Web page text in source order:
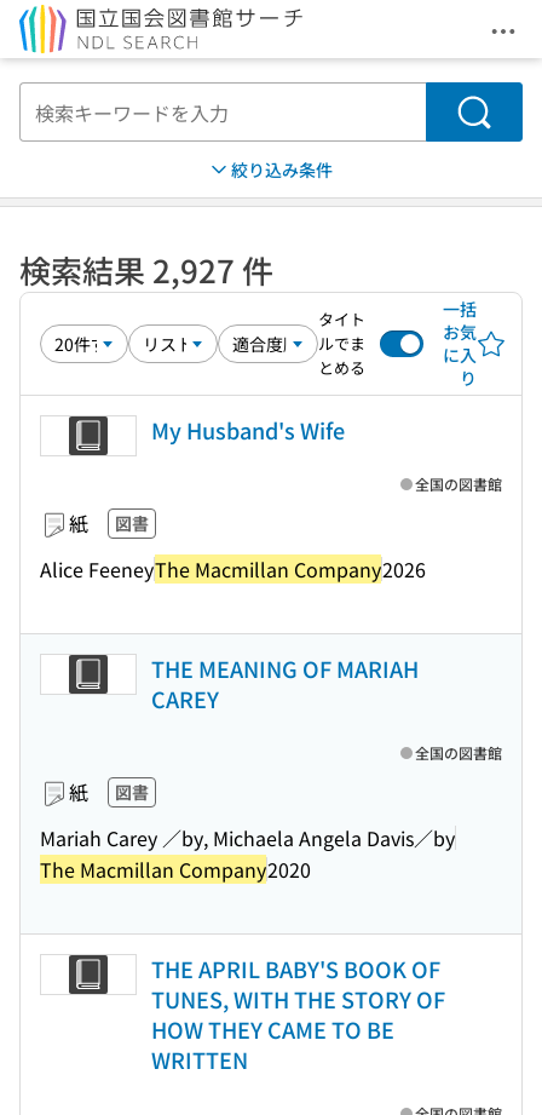
メ
検索
絞り込み条件
検索結果 2,927 件
タイト
ルでま
とめる
一括
お気
に入
り
My Husband's Wife
紙 図書
Alice FeeneyThe Macmillan Company2026
全国の図書館
THE MEANING OF MARIAH
CAREY
紙 図書
Mariah Carey ／by, Michaela Angela Davis／by
The Macmillan Company2020
全国の図書館
THE APRIL BABY'S BOOK OF
TUNES, WITH THE STORY OF
HOW THEY CAME TO BE
WRITTEN